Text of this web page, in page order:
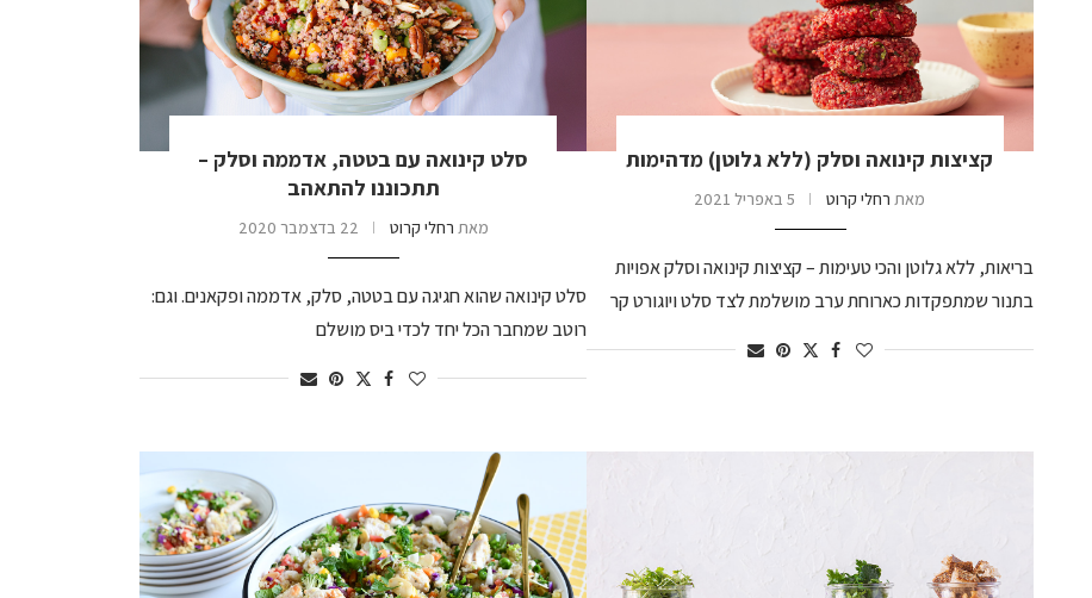
קציצות קינואה וסלק (ללא גלוטן) מדהימות
מאת רחלי קרוט 5 באפריל 2021
בריאות, ללא גלוטן והכי טעימות – קציצות קינואה וסלק אפויות
בתנור שמתפקדות כארוחת ערב מושלמת לצד סלט ויוגורט קר
סלט קינואה עם בטטה, אדממה וסלק –
תתכוננו להתאהב
מאת רחלי קרוט 22 בדצמבר 2020
סלט קינואה שהוא חגיגה עם בטטה, סלק, אדממה ופקאנים. וגם:
רוטב שמחבר הכל יחד לכדי ביס מושלם